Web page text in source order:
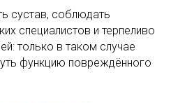
сустав, соблюдать
специалистов и терпеливо
только в таком случае
функцию повреждённого